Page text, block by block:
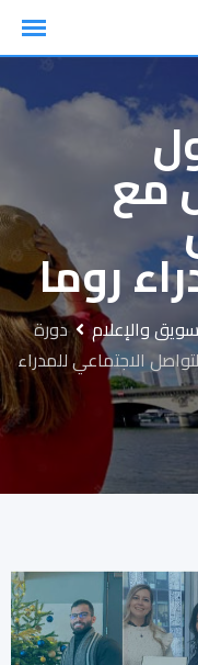
مع
روما
والإعلام
دورة
الاجتماعي للمدراء